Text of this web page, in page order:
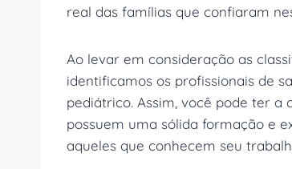
real das famílias que confiaram
Ao levar em consideração as
identificamos os profissionais de
pediátrico. Assim, você pode ter
possuem uma sólida formação e
aqueles que conhecem seu